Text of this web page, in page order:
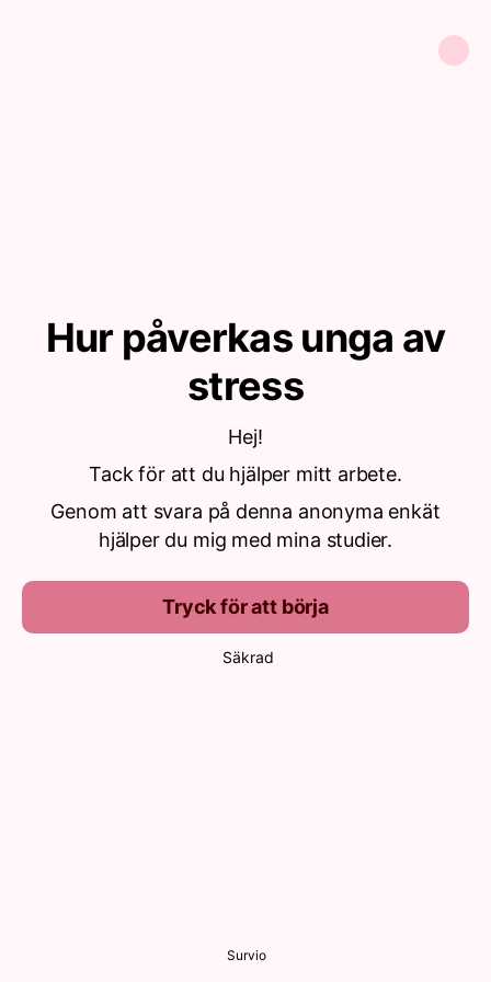
Hur påverkas unga av
stress
Hej!
Tack för att du hjälper mitt arbete.
Genom att svara på denna anonyma enkät
hjälper du mig med mina studier.
Tryck för att börja
Säkrad
Survio